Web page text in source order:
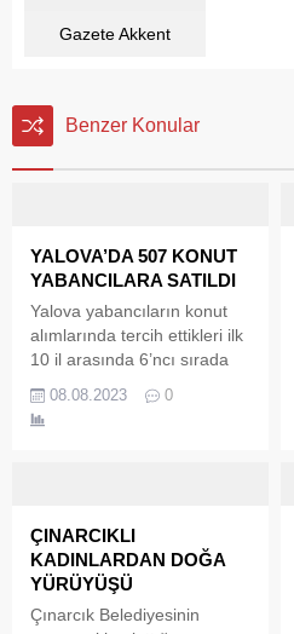
Gazete Akkent
Benzer Konular
YALOVA’DA 507 KONUT
YABANCILARA SATILDI
Yalova yabancıların konut
alımlarında tercih ettikleri ilk
10 il arasında 6’ncı sırada
Haziran döneminde
Yalova’da toplamda 507
tarafından yapılan ‘Küresel
Rekabette Uluslararası
Gayrimenkul Yatırımlarını
Düşünmek” çalıştayında da
08.08.2023 0
ÇINARCIKLI
KADINLARDAN DOĞA
YÜRÜYÜŞÜ
Çınarcık Belediyesinin